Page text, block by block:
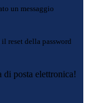
un messaggio
reset della password
di posta elettronica!